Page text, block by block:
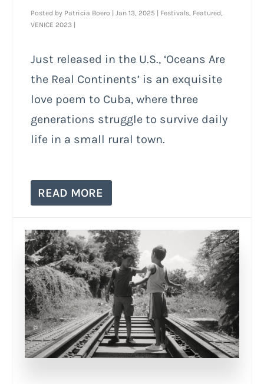
Posted by Patricia Boero | Jan 13, 2025 | Festivals Featured
VENICE 2023 |
Just released in the U.S., ‘Oceans Are
the Real Continents’ is an exquisite
love poem to Cuba, where three
generations struggle to survive daily
life in a small rural town.
READ MORE